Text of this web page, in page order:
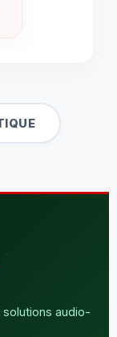
audio-